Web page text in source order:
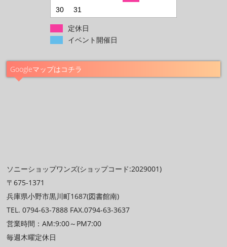
30
31
定休日
イベント開催日
Googleマップはコチラ
ソニーショップワンズ(ショップコード:2029001)
〒675-1371
兵庫県小野市黒川町1687(図書館南)
TEL. 0794-63-7888 FAX.0794-63-3637
営業時間：AM:9:00～PM7:00
毎週木曜定休日